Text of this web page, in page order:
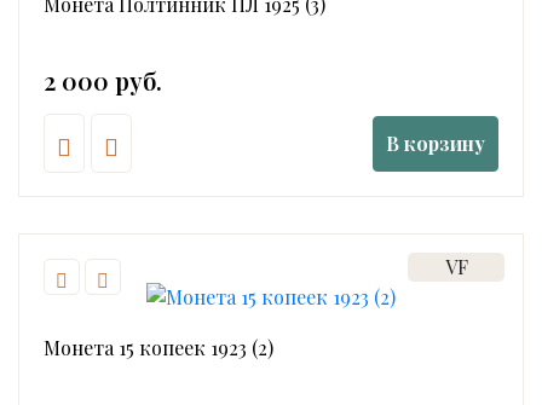
2 000 руб.
В корзину
VF
Монета 15 копеек 1923 (2)